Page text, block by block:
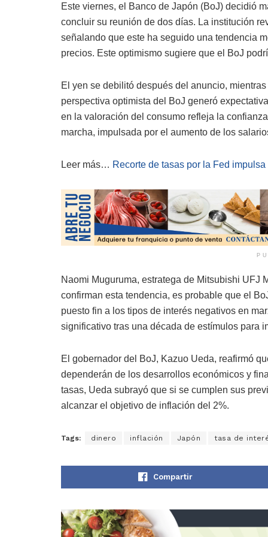
Este viernes, el Banco de Japón (BoJ) decidió
concluir su reunión de dos días. La institución
señalando que este ha seguido una tendencia
precios. Este optimismo sugiere que el BoJ
El yen se debilitó después del anuncio,
perspectiva optimista del BoJ generó
en la valoración del consumo refleja la
marcha, impulsada por el aumento de los
Leer más… Recorte de tasas por la Fed
Naomi Muguruma, estratega de Mitsubishi UFJ
confirman esta tendencia, es probable que el
puesto fin a los tipos de interés negativos en
significativo tras una década de estímulos para
El gobernador del BoJ, Kazuo Ueda, reafirmó
dependerán de los desarrollos económicos y
tasas, Ueda subrayó que si se cumplen sus
alcanzar el objetivo de inflación del 2%.
Tags: dinero inflación Japón tasa de
Compartir